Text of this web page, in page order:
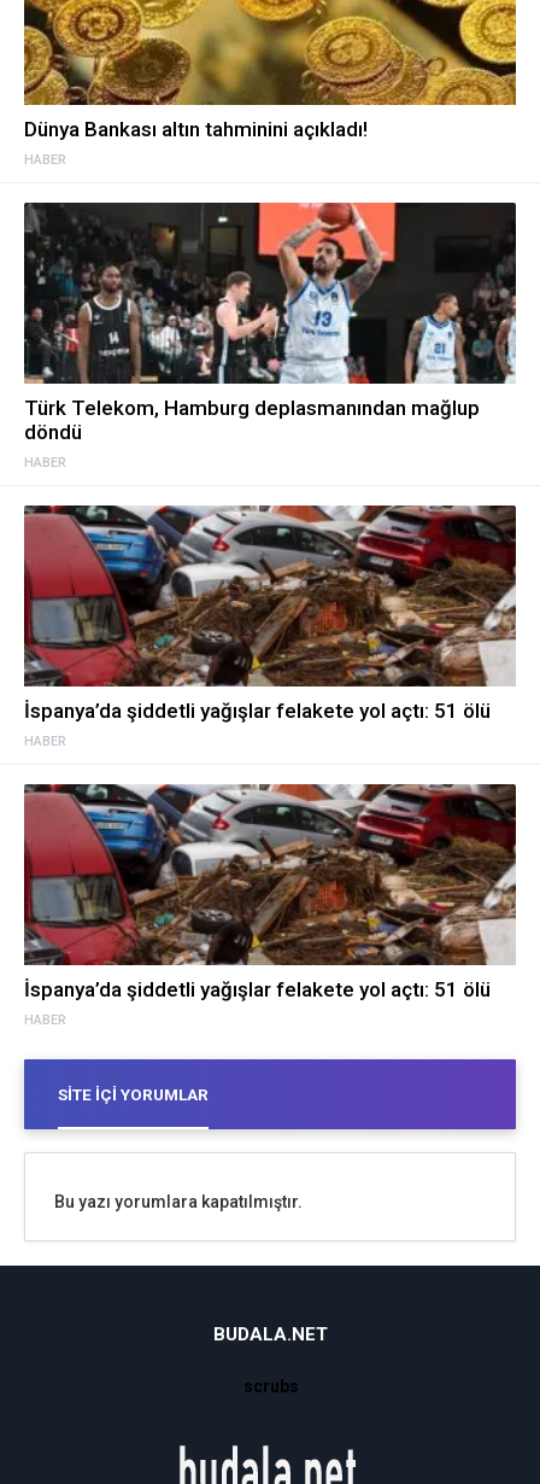
HABER
Dünya Bankası altın tahminini açıkladı!
HABER
Türk Telekom, Hamburg deplasmanından mağlup
döndü
HABER
İspanya’da şiddetli yağışlar felakete yol açtı: 51 ölü
HABER
İspanya’da şiddetli yağışlar felakete yol açtı: 51 ölü
SITE İÇI YORUMLAR
Bu yazı yorumlara kapatılmıştır.
BUDALA.NET
scrubs